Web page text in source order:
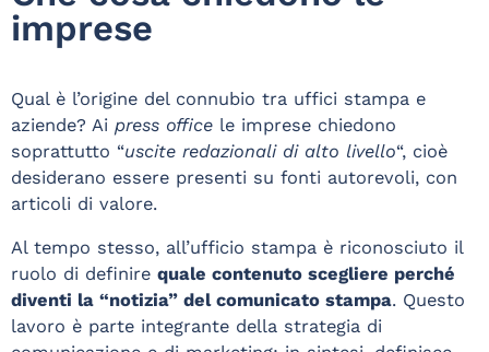
imprese
Qual è l’origine del connubio tra uffici stampa e
aziende? Ai press office le imprese chiedono
soprattutto “uscite redazionali di alto livello“, cioè
desiderano essere presenti su fonti autorevoli, con
articoli di valore.
Al tempo stesso, all’ufficio stampa è riconosciuto il
ruolo di definire quale contenuto scegliere perché
diventi la “notizia” del comunicato stampa. Questo
lavoro è parte integrante della strategia di